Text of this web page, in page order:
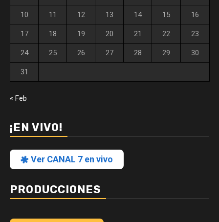
10 11 12 13 14 15 16
17 18 19 20 21 22 23
24 25 26 27 28 29 30
31
« Feb
¡EN VIVO!
Ver CANAL 7 en vivo
PRODUCCIONES